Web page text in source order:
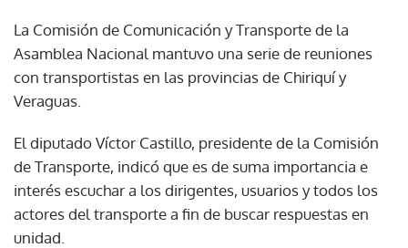
La Comisión de Comunicación y Transporte de la
Asamblea Nacional mantuvo una serie de reuniones
con transportistas en las provincias de Chiriquí y
Veraguas.
El diputado Víctor Castillo, presidente de la Comisión
de Transporte, indicó que es de suma importancia e
interés escuchar a los dirigentes, usuarios y todos los
actores del transporte a fin de buscar respuestas en
unidad.